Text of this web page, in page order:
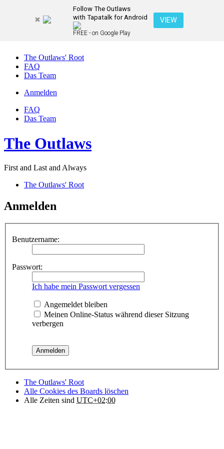
Follow The Outlaws
with Tapatalk for Android
FREE - on Google Play
VIEW
The Outlaws' Root
FAQ
Das Team
Anmelden
FAQ
Das Team
The Outlaws
First and Last and Always
The Outlaws' Root
Anmelden
Benutzername:
Passwort:
Ich habe mein Passwort vergessen
Angemeldet bleiben
Meinen Online-Status während dieser Sitzung
verbergen
The Outlaws' Root
Alle Cookies des Boards löschen
Alle Zeiten sind UTC+02:00